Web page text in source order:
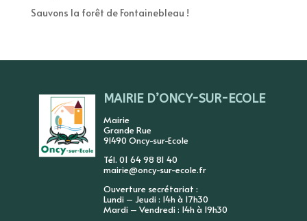
Sauvons la forêt de Fontainebleau !
MAIRIE D’ONCY-SUR-ECOLE
Mairie
Grande Rue
91490 Oncy-sur-Ecole
Tél. 01 64 98 81 40
mairie@oncy-sur-ecole.fr
Ouverture secrétariat :
Lundi – Jeudi : 14h à 17h30
Mardi – Vendredi : 14h à 19h30